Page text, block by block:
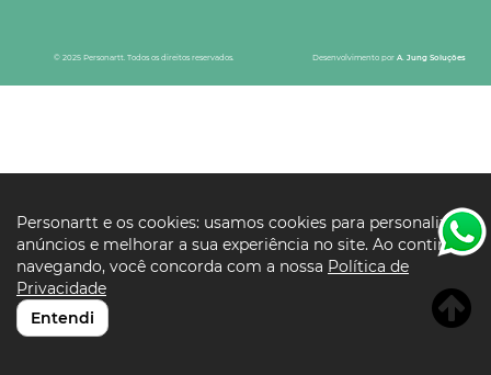
© 2025 Personartt. Todos os direitos reservados. Desenvolvimento por A. Jung Soluções
Personartt e os cookies: usamos cookies para personalizar
anúncios e melhorar a sua experiência no site. Ao continuar
navegando, você concorda com a nossa Política de
Privacidade
Entendi